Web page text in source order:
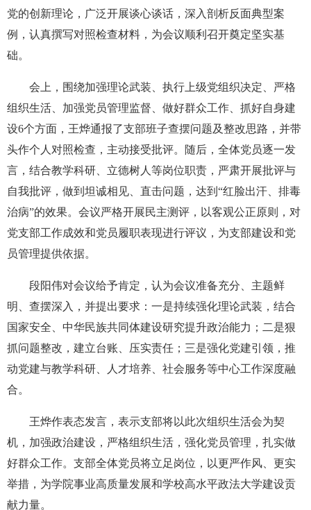
党的创新理论，广泛开展谈心谈话，深入剖析反面典型案
例，认真撰写对照检查材料，为会议顺利召开奠定坚实基
础。
会上，围绕加强理论武装、执行上级党组织决定、严格
组织生活、加强党员管理监督、做好群众工作、抓好自身建
设6个方面，王烨通报了支部班子查摆问题及整改思路，并带
头作个人对照检查，主动接受批评。随后，全体党员逐一发
言，结合教学科研、立德树人等岗位职责，严肃开展批评与
自我批评，做到坦诚相见、直击问题，达到“红脸出汗、排毒
治病”的效果。会议严格开展民主测评，以客观公正原则，对
党支部工作成效和党员履职表现进行评议，为支部建设和党
员管理提供依据。
段阳伟对会议给予肯定，认为会议准备充分、主题鲜
明、查摆深入，并提出要求：一是持续强化理论武装，结合
国家安全、中华民族共同体建设研究提升政治能力；二是狠
抓问题整改，建立台账、压实责任；三是强化党建引领，推
动党建与教学科研、人才培养、社会服务等中心工作深度融
合。
王烨作表态发言，表示支部将以此次组织生活会为契
机，加强政治建设，严格组织生活，强化党员管理，扎实做
好群众工作。支部全体党员将立足岗位，以更严作风、更实
举措，为学院事业高质量发展和学校高水平政法大学建设贡
献力量。